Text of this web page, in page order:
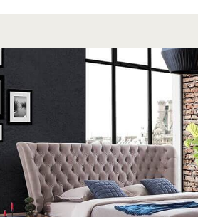
Cevap